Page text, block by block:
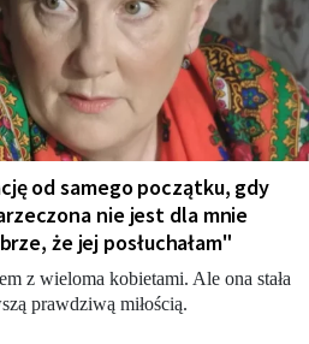
od samego początku, gdy
nie jest dla mnie
że jej posłuchałam"
z wieloma kobietami. Ale ona stała
prawdziwą miłością.